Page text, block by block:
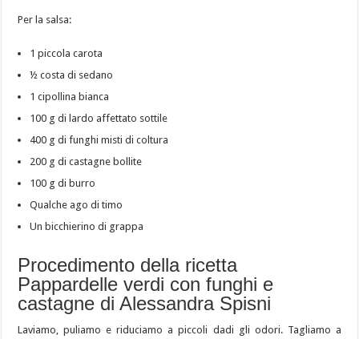
Per la salsa:
1 piccola carota
½ costa di sedano
1 cipollina bianca
100 g di lardo affettato sottile
400 g di funghi misti di coltura
200 g di castagne bollite
100 g di burro
Qualche ago di timo
Un bicchierino di grappa
Procedimento della ricetta
Pappardelle verdi con funghi e
castagne di Alessandra Spisni
Laviamo, puliamo e riduciamo a piccoli dadi gli odori. Tagliamo a